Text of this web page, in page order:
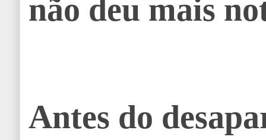
não deu mais
Antes do